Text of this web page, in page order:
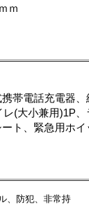
ｍｍ
帯電話充電器
(大小兼用)1P
ト、緊急用ホイ
、防犯、非常持